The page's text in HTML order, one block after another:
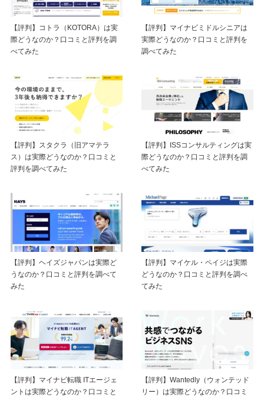
【評判】コトラ（KOTORA）は実
際どうなのか？口コミと評判を調
べてみた
【評判】マイナビミドルシニアは
実際どうなのか？口コミと評判を
調べてみた
【評判】スタクラ（旧アマテラ
ス）は実際どうなのか？口コミと
評判を調べてみた
【評判】ISSコンサルティングは実
際どうなのか？口コミと評判を調
べてみた
【評判】ヘイズジャパンは実際ど
うなのか？口コミと評判を調べて
みた
【評判】マイケル・ペイジは実際
どうなのか？口コミと評判を調べ
てみた
【評判】マイナビ転職 ITエージェ
ントは実際どうなのか？口コミと
【評判】Wantedly（ウォンテッド
リー）は実際どうなのか？口コミ